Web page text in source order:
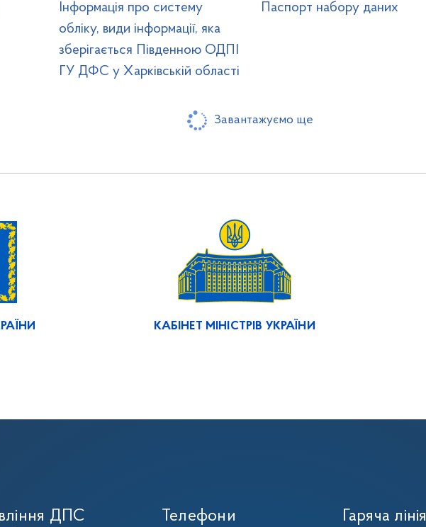
Інформація про систему
обліку, види інформації, яка
зберігається Південною ОДПІ
ГУ ДФС у Харківській області
Паспорт набору даних
Завантажуємо ще
КАБІНЕТ МІНІСТРІВ УКРАЇНИ
ДПС
Телефони Гаряча лінія